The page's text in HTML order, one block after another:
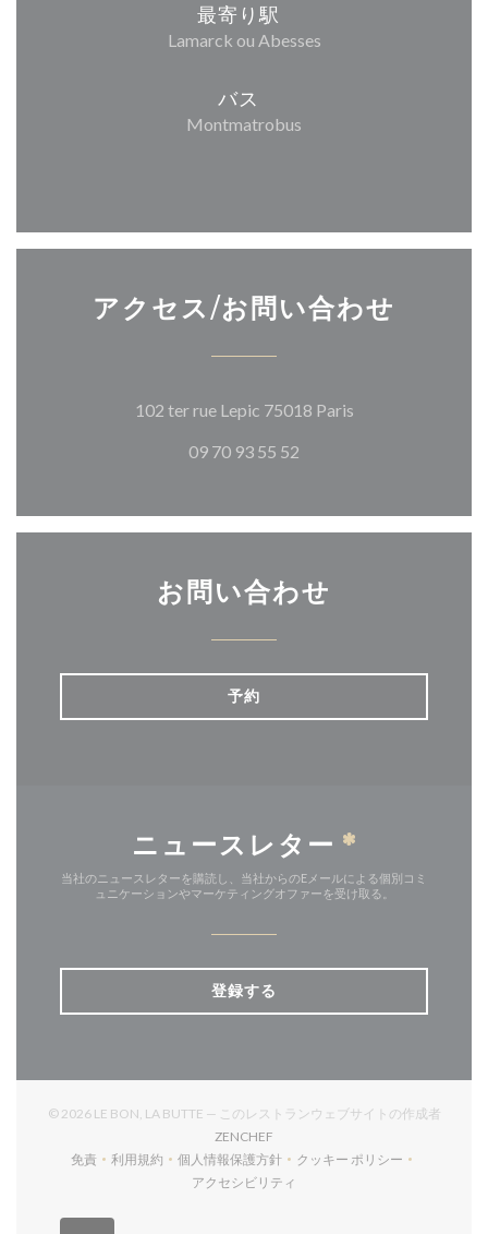
最寄り駅
Lamarck ou Abesses
バス
Montmatrobus
アクセス/お問い合わせ
102 ter rue Lepic 75018 Paris((新しいウィン
09 70 93 55 52
お問い合わせ
予約
ニュースレター *
当社のニュースレターを購読し、当社からのEメールによる個別コミ
ュニケーションやマーケティングオファーを受け取る。
登録する
© 2026 LE BON, LA BUTTE — このレストランウェブサイトの作成者
ZENCHEF
免責
((新しいウィンドウで開きます))
利用規約
((新しいウィンドウで開きます))
個人情報保護方針
((新しいウィンドウで開きます))
クッキー ポリシー
((新しいウィンドウで
アクセシビリティ
((新しいウィンドウで開きます))